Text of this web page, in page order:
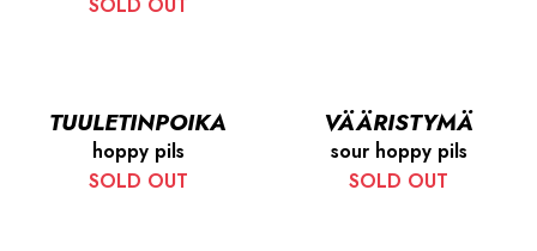
TUULETINPOIKA
hoppy pils
SOLD OUT
VÄÄRISTYMÄ
sour hoppy pils
SOLD OUT